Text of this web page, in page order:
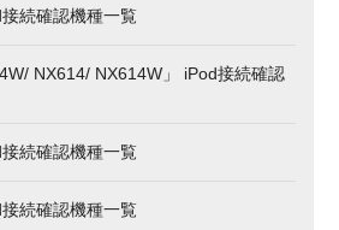
接続確認機種一覧
NX614/ NX614W」 iPod接続確認
接続確認機種一覧
接続確認機種一覧